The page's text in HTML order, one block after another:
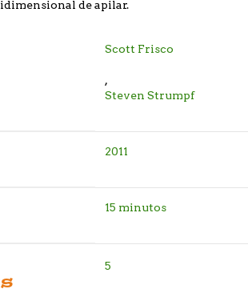
de apilar.
Scott Frisco
,
Steven Strumpf
2011
15 minutos
5